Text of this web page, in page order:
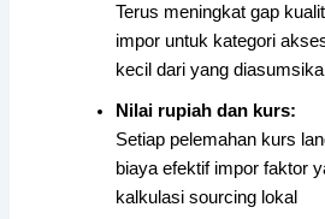
Terus meningkat gap
impor untuk kategori
kecil dari yang
Nilai rupiah dan kurs:
Setiap pelemahan kurs
biaya efektif impor faktor
kalkulasi sourcing lokal